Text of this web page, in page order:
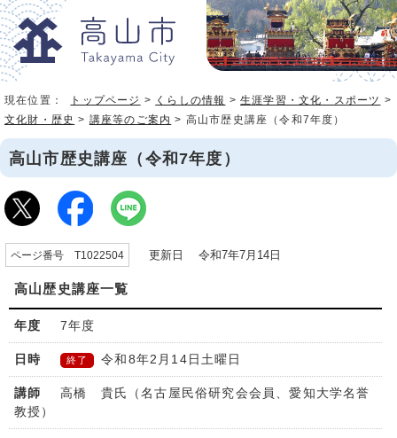
現在位置： トップページ > くらしの情報 >生涯学習・文化・スポーツ >
文化財・歴史 > 講座等のご案内 > 高山市歴史講座（令和7年度）
高山市歴史講座（令和7年度）
ページ番号 T1022504 更新日 令和7年7月14日
高山歴史講座一覧
7年度
終了 令和8年2月14日土曜日
高橋 貴氏（名古屋民俗研究会会員、愛知大学名誉
教授）